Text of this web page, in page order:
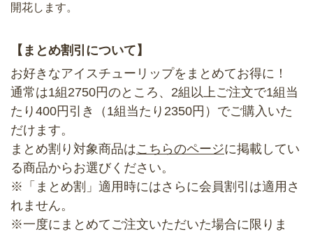
開花します。
【まとめ割引について】
お好きなアイスチューリップをまとめてお得に！
通常は1組2750円のところ、2組以上ご注文で1組当
たり400円引き（1組当たり2350円）でご購入いた
だけます。
まとめ割り対象商品はこちらのページに掲載してい
る商品からお選びください。
※「まとめ割」適用時にはさらに会員割引は適用さ
れません。
※一度にまとめてご注文いただいた場合に限りま